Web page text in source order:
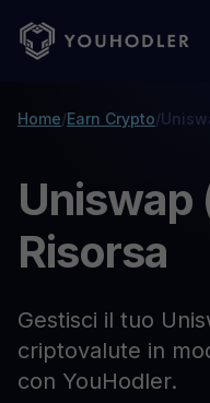
Home/Earn Crypto/
Uniswap
Risorsa
Gestisci il tuo
criptovalute in
con YouHodler.